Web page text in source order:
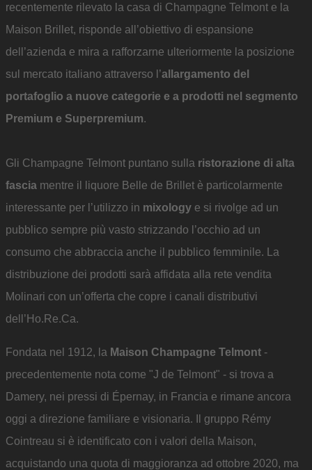
recentemente rilevato la casa di Champagne Telmont e la
Maison Brillet, risponde all’obiettivo di espansione
dell’azienda e mira a rafforzarne ulteriormente la posizione
sul mercato italiano attraverso l’allargamento del
portafoglio a nuove categorie e a prodotti nel segmento
Premium e Superpremium.
Gli Champagne Telmont puntano sulla ristorazione di alta
fascia mentre il liquore Belle de Brillet è particolarmente
interessante per l’utilizzo in mixology e si rivolge ad un
pubblico sempre più vasto strizzando l’occhio ad un
consumo che abbraccia anche il pubblico femminile. La
distribuzione dei prodotti sarà affidata alla rete vendita
Molinari con un’offerta che copre i canali distributivi
dell’Ho.Re.Ca.
Fondata nel 1912, la Maison Champagne Telmont -
precedentemente nota come "J de Telmont" - si trova a
Damery, nei pressi di Épernay, in Francia e rimane ancora
oggi a direzione familiare e visionaria. Il gruppo Rémy
Cointreau si è identificato con i valori della Maison,
acquistando una quota di maggioranza ad ottobre 2020, ma